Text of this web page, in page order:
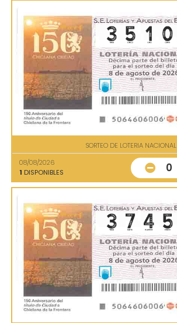
SORTEO DE LOTERIA NACIONAL
08/08/2026
1 DISPONIBLES 0